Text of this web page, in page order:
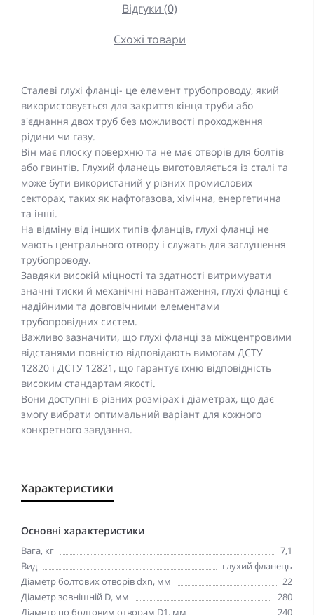
Відгуки (0)
Схожі товари
Сталеві глухі фланці- це елемент трубопроводу, який
використовується для закриття кінця труби або
з'єднання двох труб без можливості проходження
рідини чи газу.
Він має плоску поверхню та не має отворів для болтів
або гвинтів. Глухий фланець виготовляється із сталі та
може бути використаний у різних промислових
секторах, таких як нафтогазова, хімічна, енергетична
та інші.
На відміну від інших типів фланців, глухі фланці не
мають центрального отвору і служать для заглушення
трубопроводу.
Завдяки високій міцності та здатності витримувати
значні тиски й механічні навантаження, глухі фланці є
надійними та довговічними елементами
трубопровідних систем.
Важливо зазначити, що глухі фланці за міжцентровими
відстанями повністю відповідають вимогам ДСТУ
12820 і ДСТУ 12821, що гарантує їхню відповідність
високим стандартам якості.
Вони доступні в різних розмірах і діаметрах, що дає
змогу вибрати оптимальний варіант для кожного
конкретного завдання.
Характеристики
Основні характеристики
Вага, кг
7,1
Вид
глухий фланець
Діаметр болтових отворів dxn, мм
22
Діаметр зовнішній D, мм
280